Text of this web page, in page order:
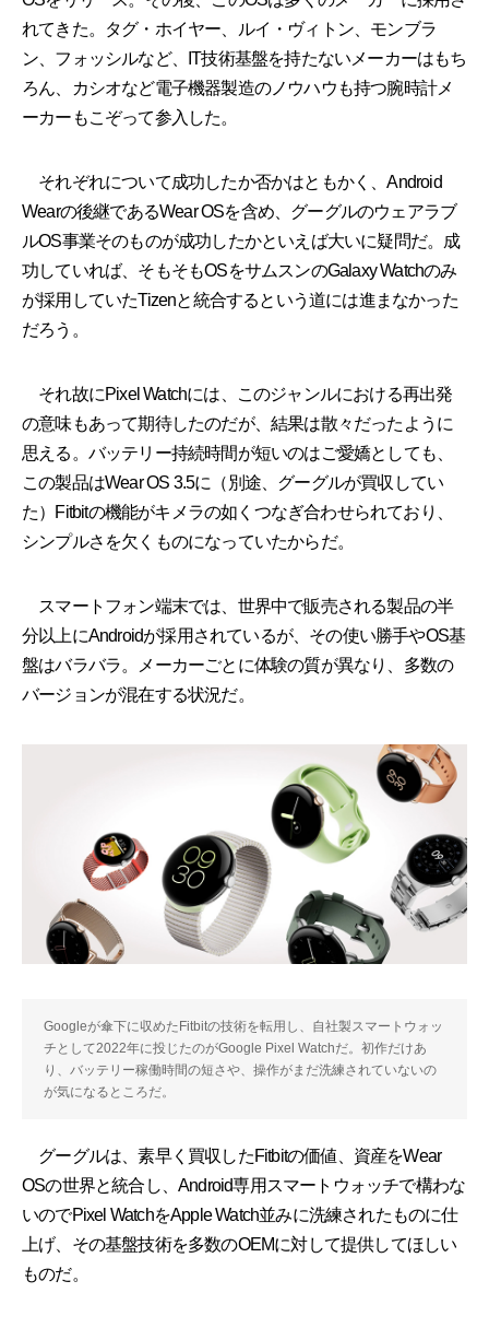
れてきた。タグ・ホイヤー、ルイ・ヴィトン、モンブラ
ン、フォッシルなど、IT技術基盤を持たないメーカーはもち
ろん、カシオなど電子機器製造のノウハウも持つ腕時計メ
ーカーもこぞって参入した。
それぞれについて成功したか否かはともかく、Android
Wearの後継であるWear OSを含め、グーグルのウェアラブ
ルOS事業そのものが成功したかといえば大いに疑問だ。成
功していれば、そもそもOSをサムスンのGalaxy Watchのみ
が採用していたTizenと統合するという道には進まなかった
だろう。
それ故にPixel Watchには、このジャンルにおける再出発
の意味もあって期待したのだが、結果は散々だったように
思える。バッテリー持続時間が短いのはご愛嬌としても、
この製品はWear OS 3.5に（別途、グーグルが買収してい
た）Fitbitの機能がキメラの如くつなぎ合わせられており、
シンプルさを欠くものになっていたからだ。
スマートフォン端末では、世界中で販売される製品の半
分以上にAndroidが採用されているが、その使い勝手やOS基
盤はバラバラ。メーカーごとに体験の質が異なり、多数の
バージョンが混在する状況だ。
Googleが傘下に収めたFitbitの技術を転用し、自社製スマートウォッ
チとして2022年に投じたのがGoogle Pixel Watchだ。初作だけあ
り、バッテリー稼働時間の短さや、操作がまだ洗練されていないの
が気になるところだ。
グーグルは、素早く買収したFitbitの価値、資産をWear
OSの世界と統合し、Android専用スマートウォッチで構わな
いのでPixel WatchをApple Watch並みに洗練されたものに仕
上げ、その基盤技術を多数のOEMに対して提供してほしい
ものだ。